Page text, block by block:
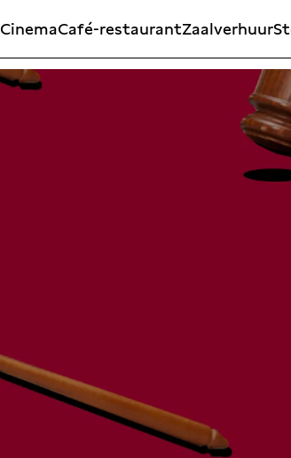
CinemaCafé-restaurantZaalverhuur